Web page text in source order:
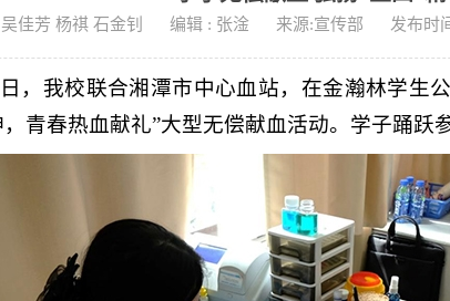
佳芳 杨祺 石金钊 编辑 : 张淦 来源:宣传部 发布时
，我校联合湘潭市中心血站，在金瀚林学生
青春热血献礼”大型无偿献血活动。学子踊跃